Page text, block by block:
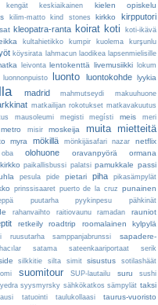
kengät keskiaikainen
kielen opiskelu
kilim-matto kind stones kirkko kirpputori
kleopatra-ranta koirat koti
koti-ikävä
kultahietikko kumpir kuolema kurşunlu
köysirata lahmacun laodikea lapsenmielisille
leivonta lentokenttä livemusiikki lokum
luonnonpuisto luonto luontokohde lyykia
madrid mahmutseydi makuuhuone
matkailijan rokotukset matkavakuutus
mausoleumi megisti megísti meis
meri
metro misir moskeija muita mietteitä
myra mökillä mönkijäsafari nazar netflix
oba olohuone oravanpyörä
ormana
paikallisbussi palatsi pamukkale passi
pesula pide pietari piha
pikasämpylät
prinssisaaret puerto de la cruz
punainen
puutarha pyykinpesu pähkinät
rahanvaihto raitiovaunu ramadan
rauniot
retkeily roadtrip roomalainen kylpylä
ruusutarha samppanjabrunssi
sapadere-
satama sateenkaariportaat serik
silkkitie silta simit sisustus
sotilashäät
suomitour SUP-lautailu suru
sushi
syysmyrsky sähkökatkos sämpylät taksi
tatuointi taulukollaasi
taurus-vuoristo